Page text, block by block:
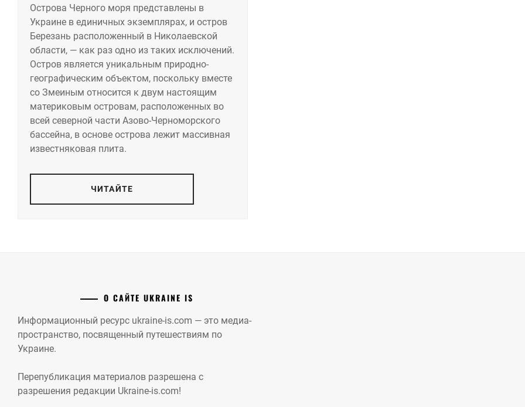
Острова Черного моря представлены в
Украине в единичных экземплярах, и остров
Березань расположенный в Николаевской
области, — как раз одно из таких исключений.
Остров является уникальным природно-
географическим объектом, поскольку вместе
со Змеиным относится к двум настоящим
материковым островам, расположенных во
всей северной части Азово-Черноморского
бассейна, в основе острова лежит массивная
известняковая плита.
ЧИТАЙТЕ
О САЙТЕ UKRAINE IS
Информационный ресурс ukraine-is.com — это медиа-
пространство, посвященный путешествиям по
Украине.
Перепубликация материалов разрешена с
разрешения редакции Ukraine-is.com!